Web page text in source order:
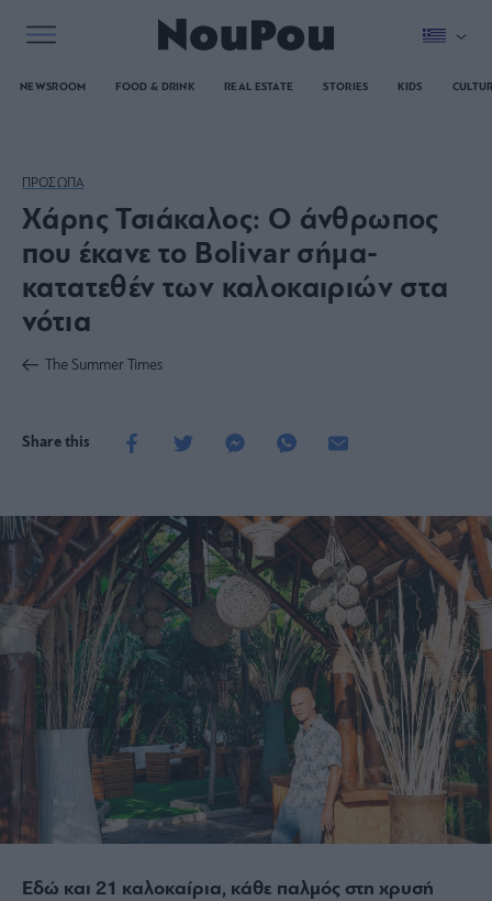
NEWSROOM FOOD & DRINK REAL ESTATE STORIES KIDS
ΠΡΟΣΩΠΑ
Χάρης Τσιάκαλος: Ο άνθρωπος
που έκανε το Bolivar σήμα-
κατατεθέν των καλοκαιριών στα
νότια
The Summer Times
Share this
Εδώ και 21 καλοκαίρια, κάθε παλμός στη χρυσή